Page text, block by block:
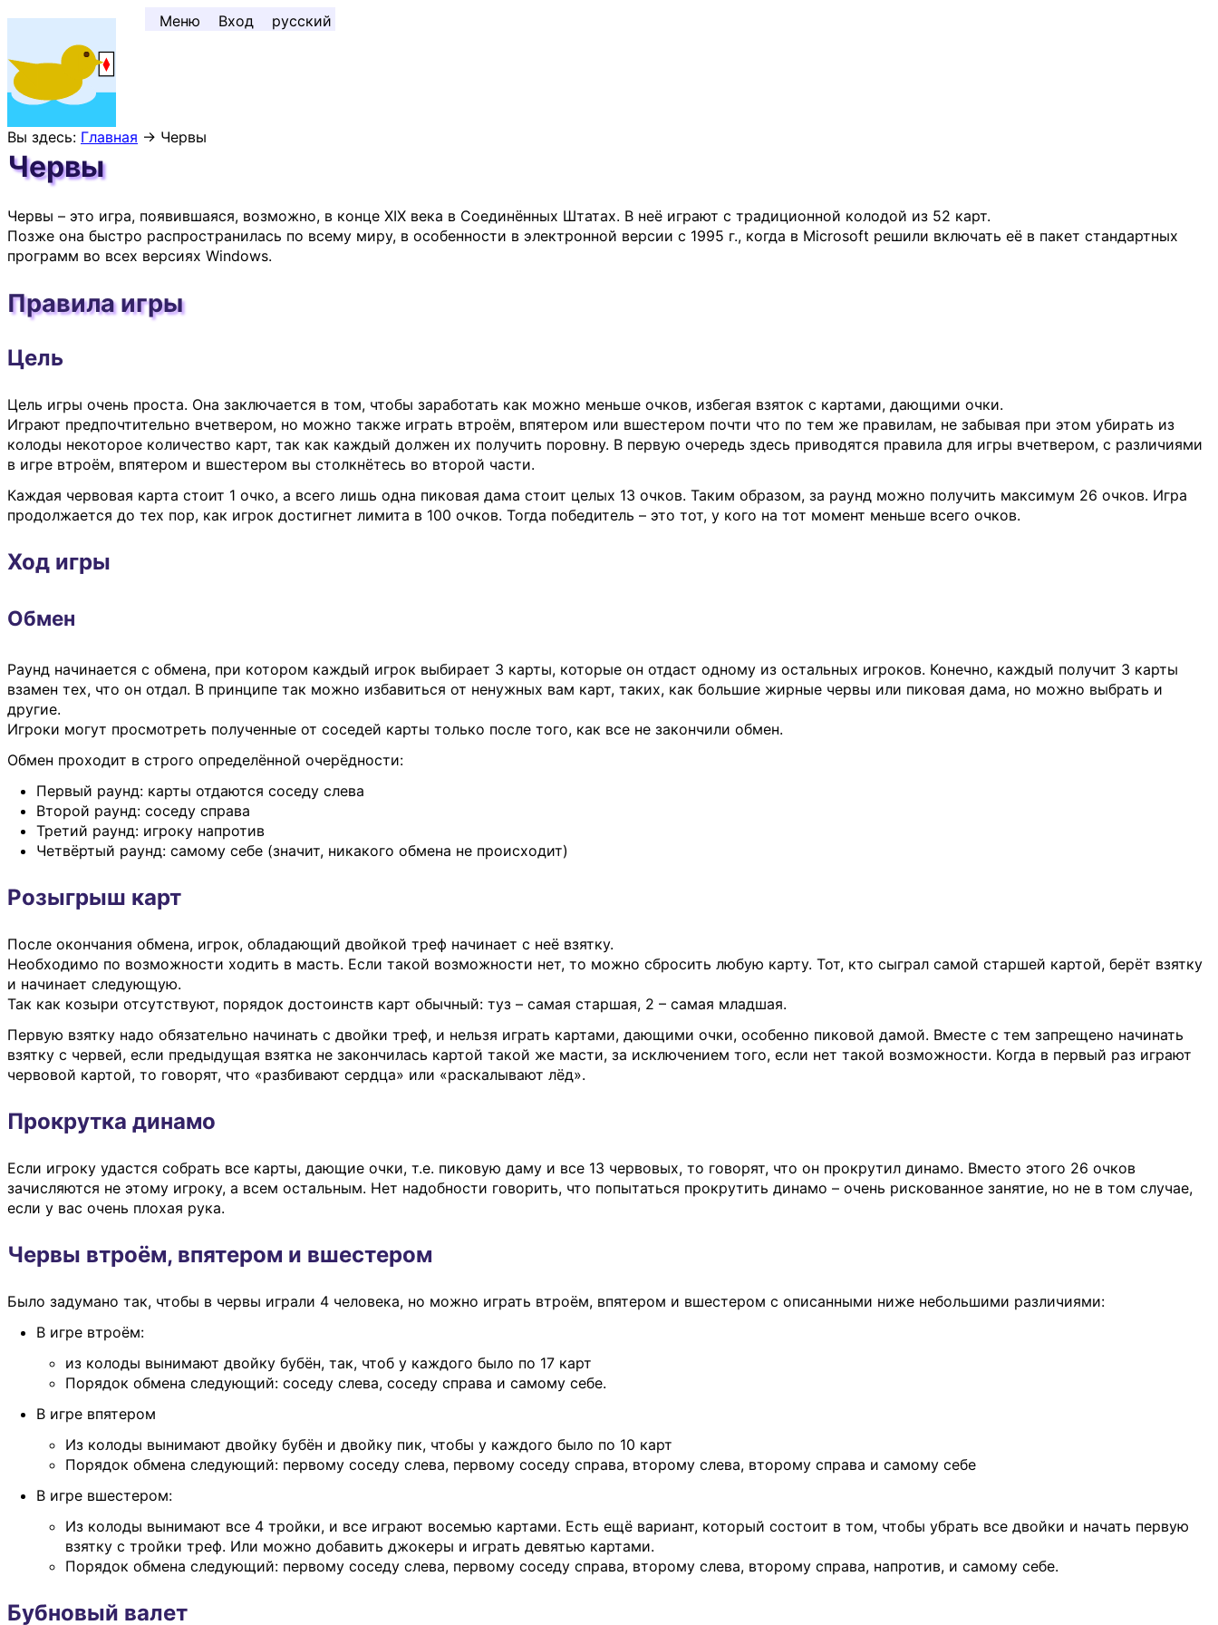
к содержимому ↓
Меню Вход русский
Вы здесь: Главная → Червы
Червы
Червы – это игра, появившаяся, возможно, в конце XIX века в Соединённых Штатах. В неё играют с традиционной колодой из 52 карт.
Позже она быстро распространилась по всему миру, в особенности в электронной версии с 1995 г., когда в Microsoft решили включать её в пакет стандартных
программ во всех версиях Windows.
Правила игры
Цель
Цель игры очень проста. Она заключается в том, чтобы заработать как можно меньше очков, избегая взяток с картами, дающими очки.
Играют предпочтительно вчетвером, но можно также играть втроём, впятером или вшестером почти что по тем же правилам, не забывая при этом убирать из
колоды некоторое количество карт, так как каждый должен их получить поровну. В первую очередь здесь приводятся правила для игры вчетвером, с различиями
в игре втроём, впятером и вшестером вы столкнётесь во второй части.
Каждая червовая карта стоит 1 очко, а всего лишь одна пиковая дама стоит целых 13 очков. Таким образом, за раунд можно получить максимум 26 очков. Игра
продолжается до тех пор, как игрок достигнет лимита в 100 очков. Тогда победитель – это тот, у кого на тот момент меньше всего очков.
Ход игры
Обмен
Раунд начинается с обмена, при котором каждый игрок выбирает 3 карты, которые он отдаст одному из остальных игроков. Конечно, каждый получит 3 карты
взамен тех, что он отдал. В принципе так можно избавиться от ненужных вам карт, таких, как большие жирные червы или пиковая дама, но можно выбрать и
другие.
Игроки могут просмотреть полученные от соседей карты только после того, как все не закончили обмен.
Обмен проходит в строго определённой очерёдности:
Первый раунд: карты отдаются соседу слева
Второй раунд: соседу справа
Третий раунд: игроку напротив
Четвёртый раунд: самому себе (значит, никакого обмена не происходит)
Розыгрыш карт
После окончания обмена, игрок, обладающий двойкой треф начинает с неё взятку.
Необходимо по возможности ходить в масть. Если такой возможности нет, то можно сбросить любую карту. Тот, кто сыграл самой старшей картой, берёт взятку
и начинает следующую.
Так как козыри отсутствуют, порядок достоинств карт обычный: туз – самая старшая, 2 – самая младшая.
Первую взятку надо обязательно начинать с двойки треф, и нельзя играть картами, дающими очки, особенно пиковой дамой. Вместе с тем запрещено начинать
взятку с червей, если предыдущая взятка не закончилась картой такой же масти, за исключением того, если нет такой возможности. Когда в первый раз играют
червовой картой, то говорят, что «разбивают сердца» или «раскалывают лёд».
Прокрутка динамо
Если игроку удастся собрать все карты, дающие очки, т.е. пиковую даму и все 13 червовых, то говорят, что он прокрутил динамо. Вместо этого 26 очков
зачисляются не этому игроку, а всем остальным. Нет надобности говорить, что попытаться прокрутить динамо – очень рискованное занятие, но не в том случае,
если у вас очень плохая рука.
Червы втроём, впятером и вшестером
Было задумано так, чтобы в червы играли 4 человека, но можно играть втроём, впятером и вшестером с описанными ниже небольшими различиями:
В игре втроём:
из колоды вынимают двойку бубён, так, чтоб у каждого было по 17 карт
Порядок обмена следующий: соседу слева, соседу справа и самому себе.
В игре впятером
Из колоды вынимают двойку бубён и двойку пик, чтобы у каждого было по 10 карт
Порядок обмена следующий: первому соседу слева, первому соседу справа, второму слева, второму справа и самому себе
В игре вшестером:
Из колоды вынимают все 4 тройки, и все играют восемью картами. Есть ещё вариант, который состоит в том, чтобы убрать все двойки и начать первую
взятку с тройки треф. Или можно добавить джокеры и играть девятью картами.
Порядок обмена следующий: первому соседу слева, первому соседу справа, второму слева, второму справа, напротив, и самому себе.
Бубновый валет